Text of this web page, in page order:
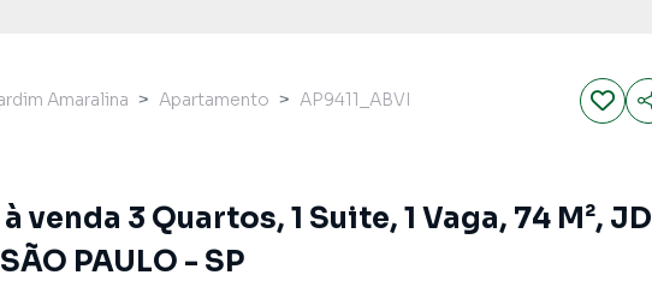
Amaralina Apartamento AP9411_ABVI
venda 3 Quartos, 1 Suite, 1 Vaga, 74 M², JD
PAULO - SP